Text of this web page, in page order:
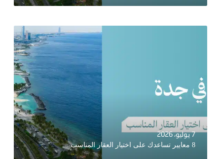
7 يوليو، 2026
8 معايير تساعدك على اختيار العقار المناسب